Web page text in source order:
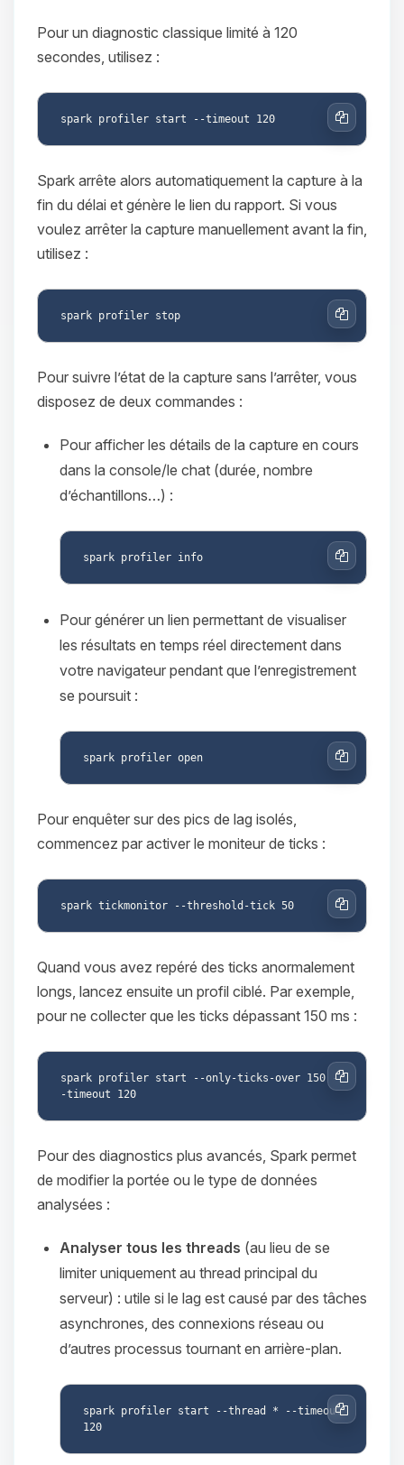
Pour un diagnostic classique limité à 120
secondes, utilisez :
Copier
Spark arrête alors automatiquement la capture à la
fin du délai et génère le lien du rapport. Si vous
voulez arrêter la capture manuellement avant la fin,
utilisez :
Copier
Pour suivre l’état de la capture sans l’arrêter, vous
disposez de deux commandes :
Pour afficher les détails de la capture en cours
dans la console/le chat (durée, nombre
d’échantillons…) :
Copier
Pour générer un lien permettant de visualiser
les résultats en temps réel directement dans
votre navigateur pendant que l’enregistrement
se poursuit :
Copier
Pour enquêter sur des pics de lag isolés,
commencez par activer le moniteur de ticks :
Copier
Quand vous avez repéré des ticks anormalement
longs, lancez ensuite un profil ciblé. Par exemple,
pour ne collecter que les ticks dépassant 150 ms :
spark profiler start --only-ticks-over 150 -
Copier
Pour des diagnostics plus avancés, Spark permet
de modifier la portée ou le type de données
analysées :
Analyser tous les threads (au lieu de se
limiter uniquement au thread principal du
serveur) : utile si le lag est causé par des tâches
asynchrones, des connexions réseau ou
d’autres processus tournant en arrière-plan.
spark profiler start --thread * --timeout
Copier